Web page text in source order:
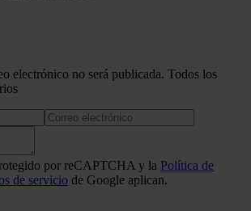
electrónico no será publicada. Todos los
por reCAPTCHA y la Política de
de servicio de Google aplican.